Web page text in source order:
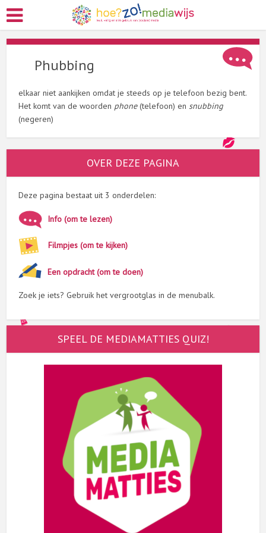
Phubbing
elkaar niet aankijken omdat je steeds op je telefoon bezig bent.
Het komt van de woorden phone(telefoon) ensnubbing
(negeren)
OVER DEZE PAGINA
Deze pagina bestaat uit 3 onderdelen:
Info (om te lezen)
Filmpjes (om te kijken)
Een opdracht (om te doen)
Zoek je iets? Gebruik het vergrootglas in de menubalk.
SPEEL DE MEDIAMATTIES QUIZ!